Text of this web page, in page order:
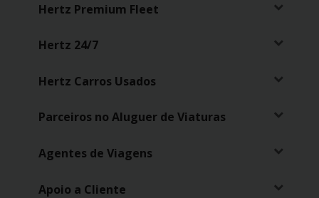
Hertz Premium Fleet
Hertz 24/7
Hertz Carros Usados
Parceiros no Aluguer de Viaturas
Agentes de Viagens
Apoio a Cliente